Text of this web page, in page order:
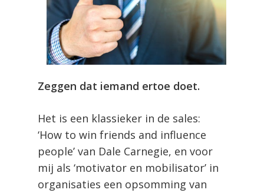
Zeggen dat iemand ertoe doet.
Het is een klassieker in de sales:
‘How to win friends and influence
people’ van Dale Carnegie, en voor
mij als ‘motivator en mobilisator’ in
organisaties een opsomming van